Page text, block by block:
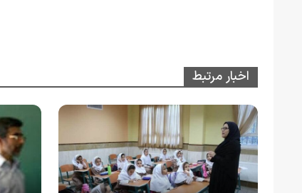
اخبار مرتبط